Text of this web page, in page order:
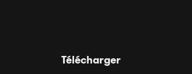
Télécharger